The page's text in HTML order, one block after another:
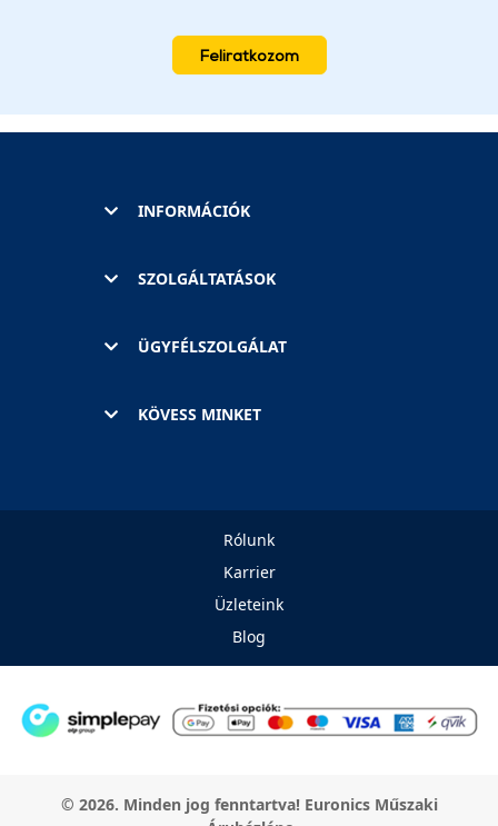
Feliratkozom
INFORMÁCIÓK
SZOLGÁLTATÁSOK
ÜGYFÉLSZOLGÁLAT
KÖVESS MINKET
Rólunk
Karrier
Üzleteink
Blog
© 2026. Minden jog fenntartva! Euronics Műszaki